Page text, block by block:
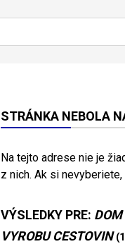
STRÁNKA NEBOLA
Na tejto adrese nie je
z nich. Ak si
VÝSLEDKY PRE:
VYROBU CESTOVIN